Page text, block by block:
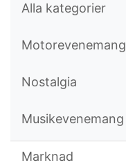
Alla kategorier
Motorevenemang
Nostalgia
Musikevenemang
Marknad